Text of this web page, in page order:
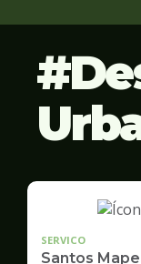
SERVICO
Santos